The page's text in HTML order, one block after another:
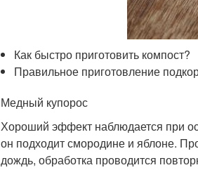
Как быстро приготовить компост?
Правильное приготовление
Медный купорос
Хороший эффект наблюдается при
он подходит смородине и яблоне.
дождь, обработка проводится